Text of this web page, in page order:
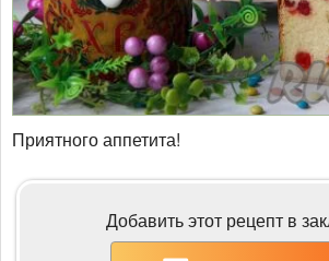
Приятного аппетита!
Добавить этот рецепт в